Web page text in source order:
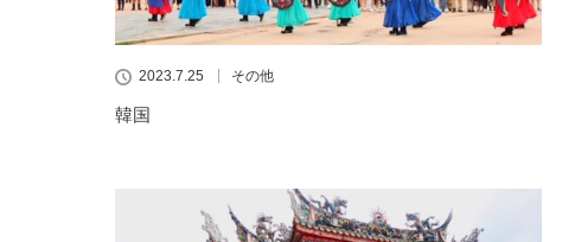
2023.7.25 その他
韓国